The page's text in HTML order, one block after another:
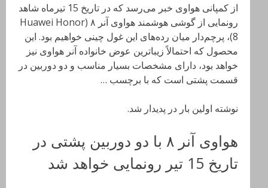
از کمپانی هواوی خبر می‌رسد که در تاریخ 15 تیرماه شاهد
رونمایی از گوشی هوشمند هواوی آنر ٨ (Huawei Honor
8)، پرچم‌دار میان رده‌های این غول چینی خواهیم بود. این
محصول که احتمالاً زیباترین عوض خانواده آنر هواوی نیز
خواهد بود، دارای مشخصات بسیار مناسب و دو دوربین در
قسمت پشتی است که با برچسب …
نوشته اولین بار در پدیدار شد.
هواوی آنر ٨ با دو دوربین پشتی در
تاریخ 15 تیر رونمایی خواهد شد